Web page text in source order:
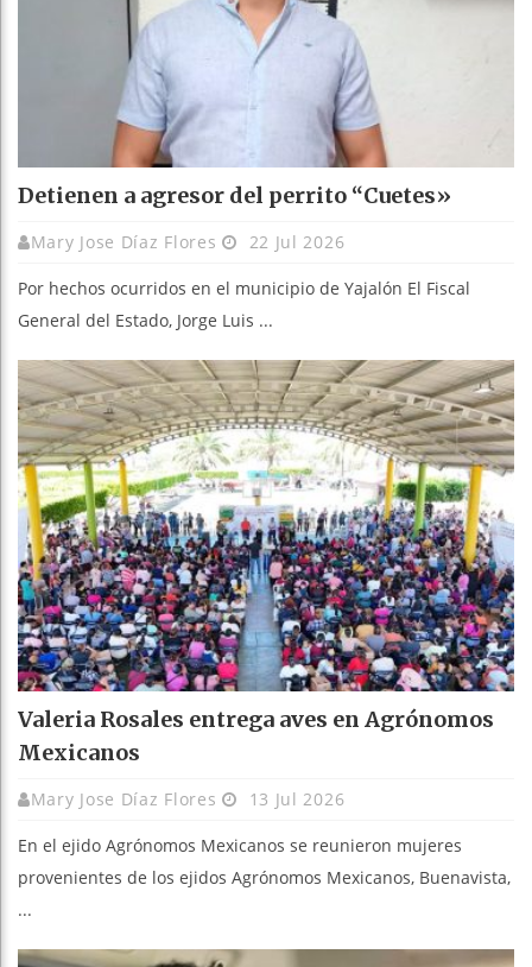
Detienen a agresor del perrito “Cuetes»
Mary Jose Díaz Flores 22 Jul 2026
Por hechos ocurridos en el municipio de Yajalón El Fiscal
General del Estado, Jorge Luis ...
Valeria Rosales entrega aves en Agrónomos
Mexicanos
Mary Jose Díaz Flores 13 Jul 2026
En el ejido Agrónomos Mexicanos se reunieron mujeres
provenientes de los ejidos Agrónomos Mexicanos, Buenavista,
...